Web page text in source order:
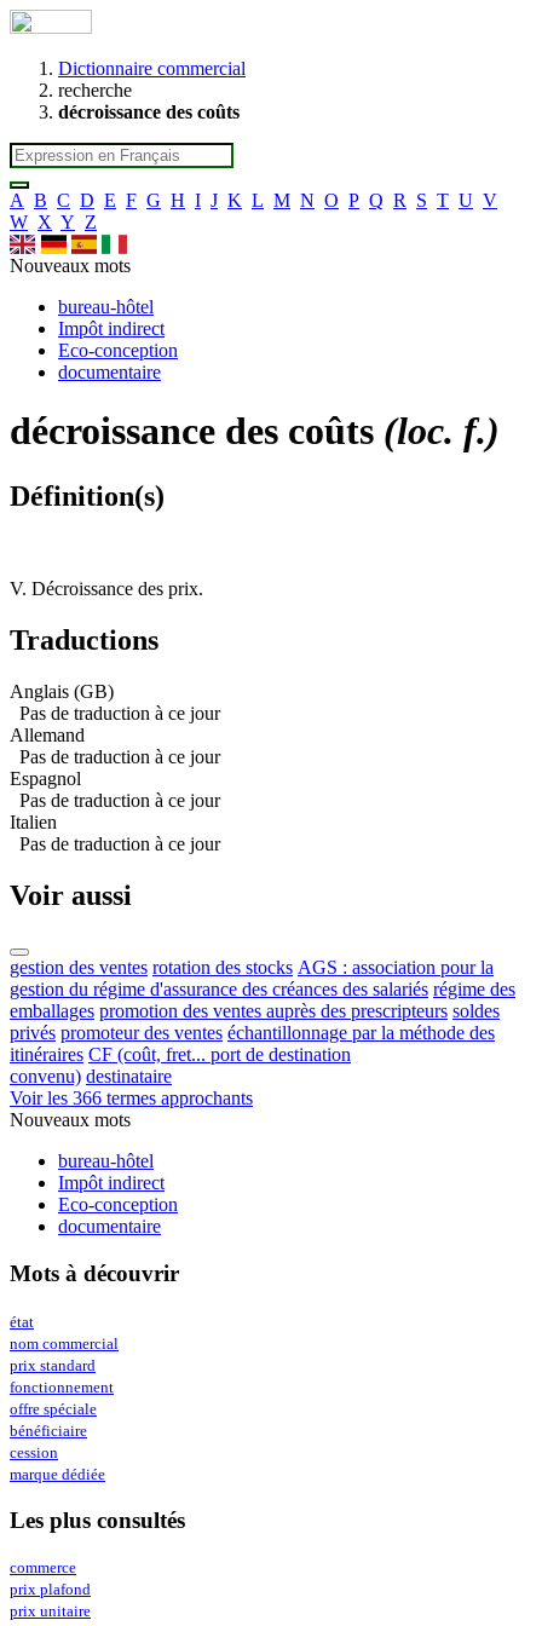
Dictionnaire commercial
recherche
décroissance des coûts
A B C D E F G H I J K L M N O P Q R S T U V
W X Y Z
Nouveaux mots
bureau-hôtel
Impôt indirect
Eco-conception
documentaire
décroissance des coûts (loc. f.)
Définition(s)
V. Décroissance des prix.
Traductions
Anglais (GB)
Pas de traduction à ce jour
Allemand
Pas de traduction à ce jour
Espagnol
Pas de traduction à ce jour
Italien
Pas de traduction à ce jour
Voir aussi
gestion des ventes rotation des stocks AGS : association pour la
gestion du régime d'assurance des créances des salariés régime des
emballages promotion des ventes auprès des prescripteurs soldes
privés promoteur des ventes échantillonnage par la méthode des
itinéraires CF (coût, fret... port de destination
convenu) destinataire
Voir les 366 termes approchants
Nouveaux mots
bureau-hôtel
Impôt indirect
Eco-conception
documentaire
Mots à découvrir
état
nom commercial
prix standard
fonctionnement
offre spéciale
bénéficiaire
cession
marque dédiée
Les plus consultés
commerce
prix plafond
prix unitaire